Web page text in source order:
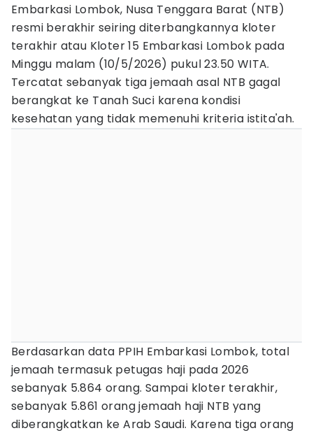
Embarkasi Lombok, Nusa Tenggara Barat (NTB)
resmi berakhir seiring diterbangkannya kloter
terakhir atau Kloter 15 Embarkasi Lombok pada
Minggu malam (10/5/2026) pukul 23.50 WITA.
Tercatat sebanyak tiga jemaah asal NTB gagal
berangkat ke Tanah Suci karena kondisi
kesehatan yang tidak memenuhi kriteria istita'ah.
Berdasarkan data PPIH Embarkasi Lombok, total
jemaah termasuk petugas haji pada 2026
sebanyak 5.864 orang. Sampai kloter terakhir,
sebanyak 5.861 orang jemaah haji NTB yang
diberangkatkan ke Arab Saudi. Karena tiga orang